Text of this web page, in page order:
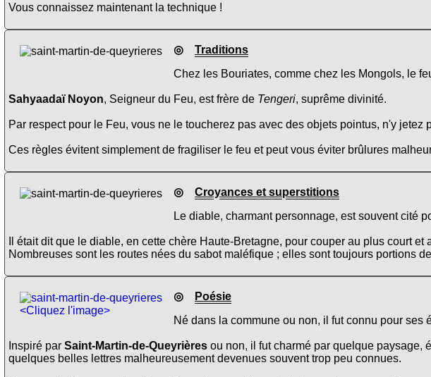
Vous connaissez maintenant la technique !
◎ Traditions
Chez les Bouriates, comme chez les Mongols, le
Sahyaadaï Noyon, Seigneur du Feu, est frère de Tengeri, suprême divinité.
Par respect pour le Feu, vous ne le toucherez pas avec des objets pointus, n'y
Ces règles évitent simplement de fragiliser le feu et peut vous éviter brûlures
◎ Croyances et superstitions
Le diable, charmant personnage, est souvent cité
Il était dit que le diable, en cette chère Haute-Bretagne, pour couper au plus court
Nombreuses sont les routes nées du sabot maléfique ; elles sont toujours portions
<Cliquez l'image>
◎
Poésie
Né dans la commune ou non, il fut connu pour ses
Inspiré par Saint-Martin-de-Queyrières ou non, il fut charmé par quelque paysage,
quelques belles lettres malheureusement devenues souvent trop peu connues.